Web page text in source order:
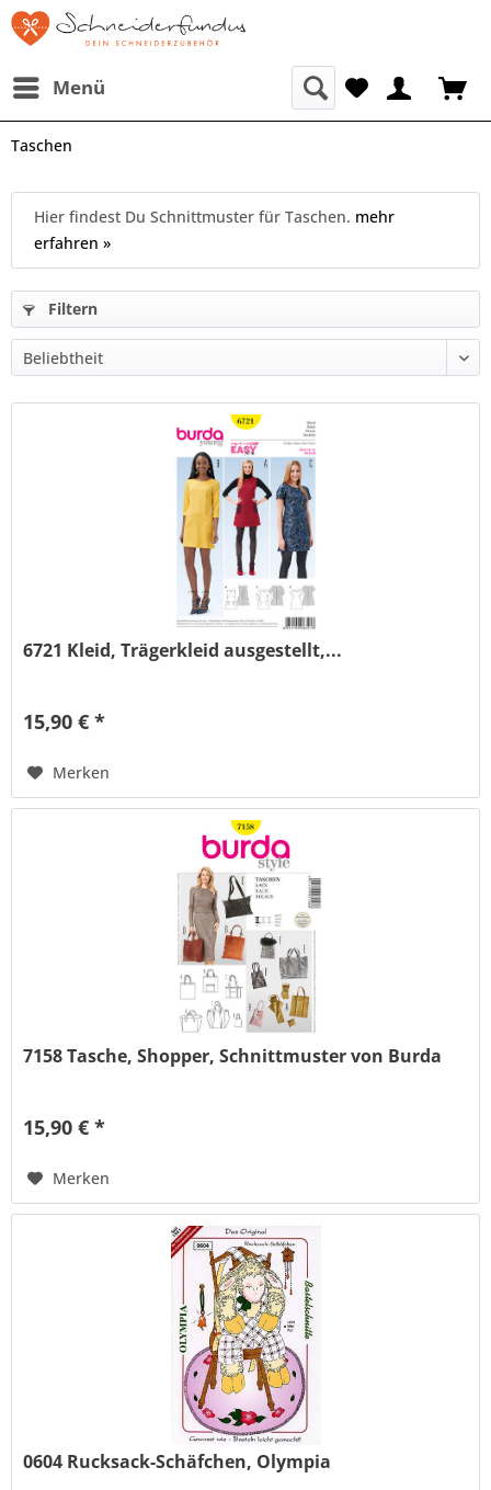
Menü
Taschen
Hier findest Du Schnittmuster für Taschen. mehr
erfahren »
Filtern
6721 Kleid, Trägerkleid ausgestellt,...
15,90 € *
Merken
7158 Tasche, Shopper, Schnittmuster von Burda
15,90 € *
Merken
0604 Rucksack-Schäfchen, Olympia